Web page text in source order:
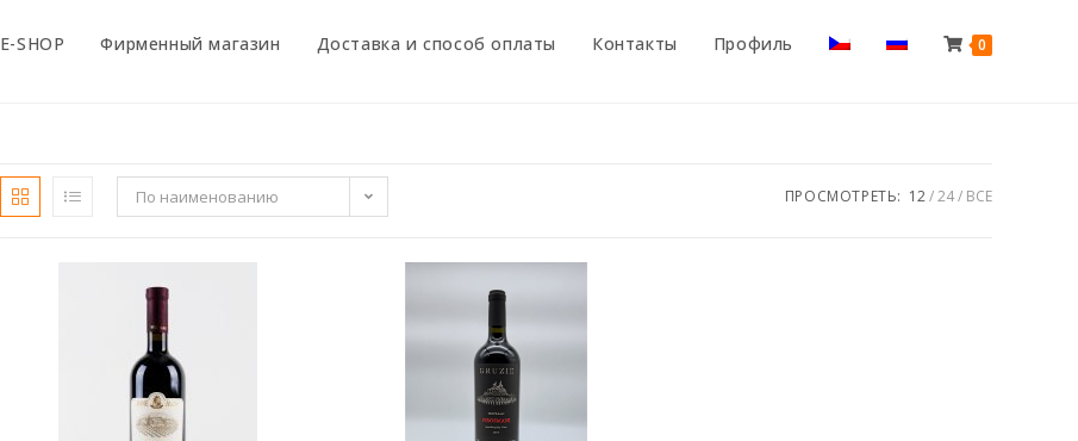
E-SHOP Фирменный магазин Доставка и способ оплаты Контакты Профиль 0
По наименованию ПРОСМОТРЕТЬ: 12 24 ВСЕ